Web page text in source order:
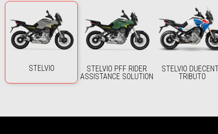
STELVIO
STELVIO PFF RIDER
ASSISTANCE SOLUTION
STELVIO
TRIBUTO